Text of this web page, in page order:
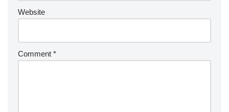
Website
Comment *